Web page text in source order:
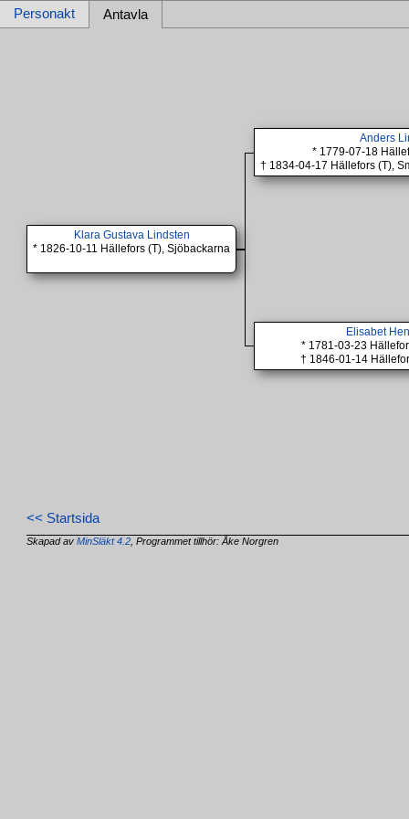
Personakt Antavla
Klara Gustava Lindsten
* 1826-10-11 Hällefors (T), Sjöbackarna
Anders
* 1779-07-18
† 1834-04-17 Hällefors (T),
Elisabet
* 1781-03-23
† 1846-01-14
<< Startsida
Skapad avMinSläkt 4.2 , Programmet tillhör: Åke Norgren